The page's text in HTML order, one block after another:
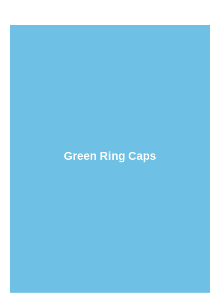
Green Ring Caps